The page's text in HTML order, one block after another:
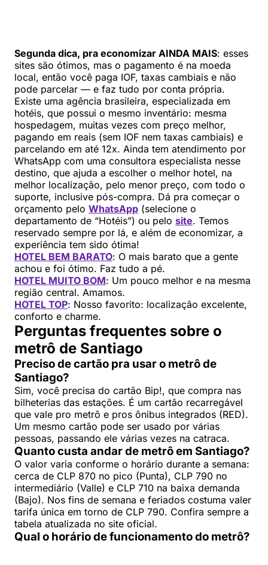
Segunda dica, pra economizar AINDA MAIS: esses
sites são ótimos, mas o pagamento é na moeda
local, então você paga IOF, taxas cambiais e não
pode parcelar — e faz tudo por conta própria.
Existe uma agência brasileira, especializada em
hotéis, que possui o mesmo inventário: mesma
hospedagem, muitas vezes com preço melhor,
pagando em reais (sem IOF nem taxas cambiais) e
parcelando em até 12x. Ainda tem atendimento por
WhatsApp com uma consultora especialista nesse
destino, que ajuda a escolher o melhor hotel, na
melhor localização, pelo menor preço, com todo o
suporte, inclusive pós-compra. Dá pra começar o
orçamento pelo WhatsApp (selecione o
departamento de “Hotéis”) ou pelo site. Temos
reservado sempre por lá, e além de economizar, a
experiência tem sido ótima!
HOTEL BEM BARATO: O mais barato que a gente
achou e foi ótimo. Faz tudo a pé.
HOTEL MUITO BOM: Um pouco melhor e na mesma
região central. Amamos.
HOTEL TOP: Nosso favorito: localização excelente,
conforto e charme.
Perguntas frequentes sobre o
metrô de Santiago
Preciso de cartão pra usar o metrô de
Santiago?
Sim, você precisa do cartão Bip!, que compra nas
bilheterias das estações. É um cartão recarregável
que vale pro metrô e pros ônibus integrados (RED).
Um mesmo cartão pode ser usado por várias
pessoas, passando ele várias vezes na catraca.
Quanto custa andar de metrô em Santiago?
O valor varia conforme o horário durante a semana:
cerca de CLP 870 no pico (Punta), CLP 790 no
intermediário (Valle) e CLP 710 na baixa demanda
(Bajo). Nos fins de semana e feriados costuma valer
tarifa única em torno de CLP 790. Confira sempre a
tabela atualizada no site oficial.
Qual o horário de funcionamento do metrô?